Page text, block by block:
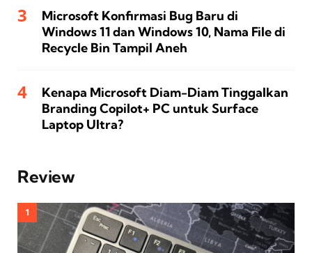
Microsoft Konfirmasi Bug Baru di
Windows 11 dan Windows 10, Nama File di
Recycle Bin Tampil Aneh
Kenapa Microsoft Diam-Diam Tinggalkan
Branding Copilot+ PC untuk Surface
Laptop Ultra?
Review